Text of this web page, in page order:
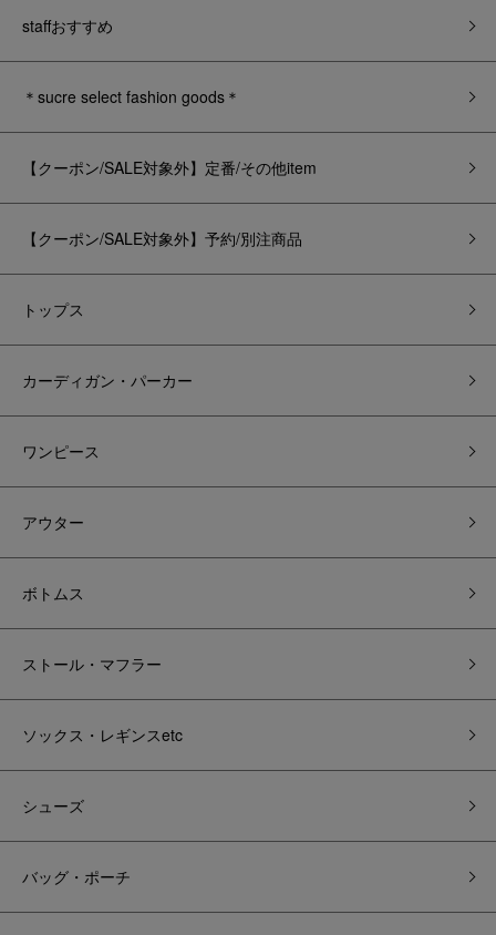
staffおすすめ
＊sucre select fashion goods＊
【クーポン/SALE対象外】定番/その他item
【クーポン/SALE対象外】予約/別注商品
トップス
カーディガン・パーカー
ワンピース
アウター
ボトムス
ストール・マフラー
ソックス・レギンスetc
シューズ
バッグ・ポーチ